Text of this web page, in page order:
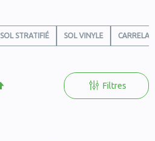
SOL STRATIFIÉ SOL VINYLE
Filtres